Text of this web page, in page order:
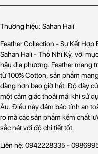
Thương hiệu: Sahan Hali
Feather Collection - Sự Kết
Sahan Hali - Thổ Nhĩ Kỳ, với
hậu địa phương. Feather mang
từ 100% Cotton, sản phẩm
dàng hơn bao giờ hết. Độ dày
một cảm giác thoải mái khi sử
Âu. Điều này đảm bảo tính an
ro mà các sản phẩm kém chất
sắc nét với độ chi tiết tốt.
Liên hệ: 0942228335 -